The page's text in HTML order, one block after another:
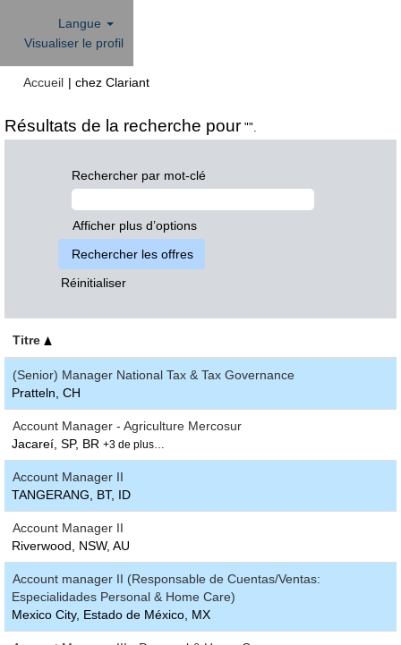
Langue
Visualiser le profil
Accueil | chez Clariant(page
Résultats de la recherche pour "".
Rechercher par mot-clé
Afficher plus d’options
Réinitialiser
Titre
(Senior) Manager National Tax & Tax Governance
Pratteln, CH
Account Manager - Agriculture Mercosur
Jacareí, SP, BR +3 de plus…
Account Manager II
TANGERANG, BT, ID
Account Manager II
Riverwood, NSW, AU
Account manager II (Responsable de Cuentas/Ventas:
Especialidades Personal & Home Care)
Mexico City, Estado de México, MX